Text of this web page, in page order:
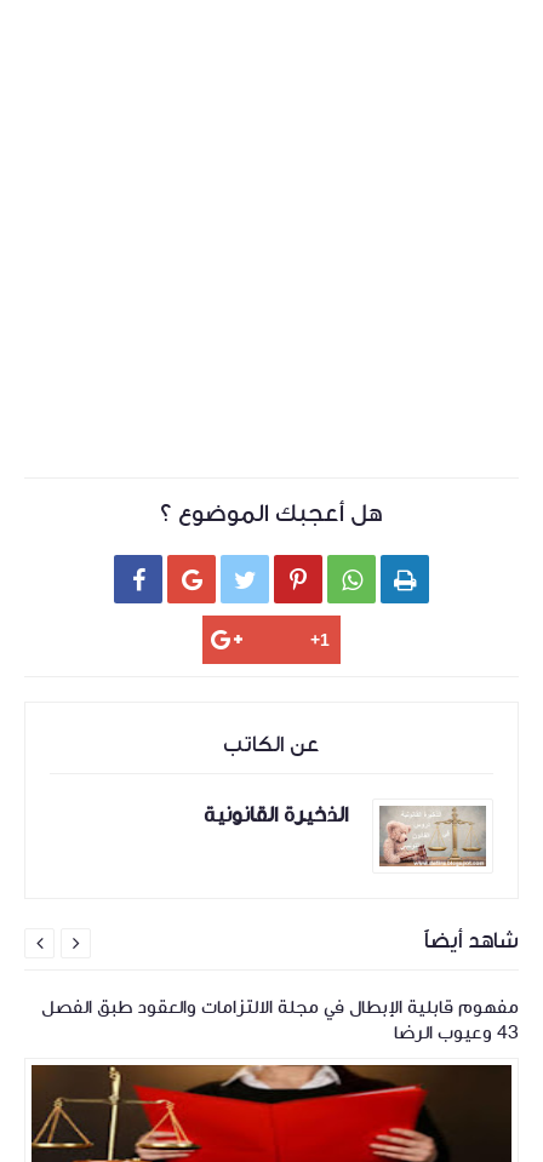
هل أعجبك الموضوع ؟
     
عن الكاتب
الذخيرة القانونية
شاهد أيضاً
مفهوم قابلية الإبطال في مجلة الالتزامات والعقود طبق الفصل
43 وعيوب الرضا

